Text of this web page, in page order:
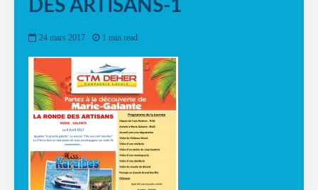
DES ARTISANS-1
24 mars 2017 1 min read